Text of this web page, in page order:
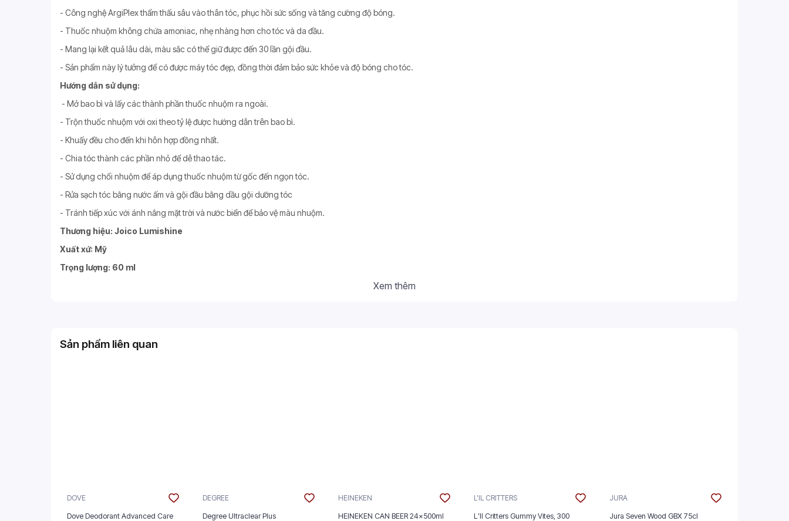
- Công nghệ ArgiPlex thẩm thấu sâu vào thân tóc, phục hồi sức sống và tăng cường độ bóng.
- Thuốc nhuộm không chứa amoniac, nhẹ nhàng hơn cho tóc và da đầu.
- Mang lại kết quả lâu dài, màu sắc có thể giữ được đến 30 lần gội đầu.
- Sản phẩm này lý tưởng để có được máy tóc đẹp, đồng thời đảm bảo sức khỏe và độ bóng cho tóc.
Hướng dẫn sử dụng:
- Mở bao bì và lấy các thành phần thuốc nhuộm ra ngoài.
- Trộn thuốc nhuộm với oxi theo tỷ lệ được hướng dẫn trên bao bì.
- Khuấy đều cho đến khi hỗn hợp đồng nhất.
- Chia tóc thành các phần nhỏ để dễ thao tác.
- Sử dụng chổi nhuộm để áp dụng thuốc nhuộm từ gốc đến ngọn tóc.
- Rửa sạch tóc bằng nước ấm và gội đầu bằng dầu gội dưỡng tóc
- Tránh tiếp xúc với ánh nắng mặt trời và nước biển để bảo vệ màu nhuộm.
Thương hiệu: Joico Lumishine
Xuất xứ: Mỹ
Trọng lượng: 60 ml
Xem thêm
Sản phẩm liên quan
DOVE
Dove Deodorant Advanced Care
DEGREE
Degree Ultraclear Plus
HEINEKEN
HEINEKEN CAN BEER 24x500ml
L'IL CRITTERS
L’Il Critters Gummy Vites, 300
JURA
Jura Seven Wood GBX 75cl